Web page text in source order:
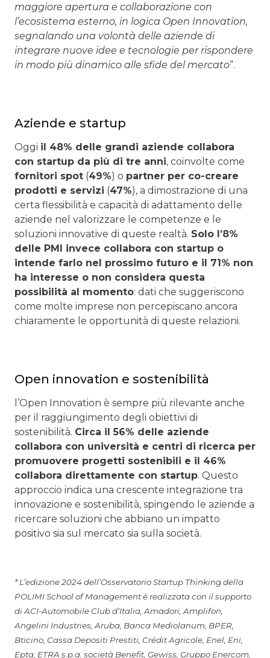
maggiore apertura e collaborazione con
l’ecosistema esterno, in logica Open Innovation,
segnalando una volontà delle aziende di
integrare nuove idee e tecnologie per rispondere
in modo più dinamico alle sfide del mercato”.
Aziende e startup
Oggi il 48% delle grandi aziende collabora
con startup da più di tre anni, coinvolte come
fornitori spot (49%) o partner per co-creare
prodotti e servizi (47%), a dimostrazione di una
certa flessibilità e capacità di adattamento delle
aziende nel valorizzare le competenze e le
soluzioni innovative di queste realtà. Solo l’8%
delle PMI invece collabora con startup o
intende farlo nel prossimo futuro e il 71% non
ha interesse o non considera questa
possibilità al momento: dati che suggeriscono
come molte imprese non percepiscano ancora
chiaramente le opportunità di queste relazioni.
Open innovation e sostenibilità
l’Open Innovation è sempre più rilevante anche
per il raggiungimento degli obiettivi di
sostenibilità. Circa il 56% delle aziende
collabora con università e centri di ricerca per
promuovere progetti sostenibili e il 46%
collabora direttamente con startup. Questo
approccio indica una crescente integrazione tra
innovazione e sostenibilità, spingendo le aziende a
ricercare soluzioni che abbiano un impatto
positivo sia sul mercato sia sulla società.
* L’edizione 2024 dell’Osservatorio Startup Thinking della
POLIMI School of Management è realizzata con il supporto
di ACI-Automobile Club d’Italia, Amadori, Amplifon,
Angelini Industries, Aruba, Banca Mediolanum, BPER,
Bticino, Cassa Depositi Prestiti, Crédit Agricole, Enel, Eni,
Epta, ETRA s.p.a. società Benefit, Gewiss, Gruppo Enercom,